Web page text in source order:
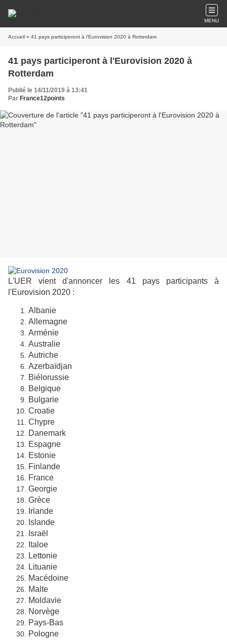
MENU
Accueil » 41 pays participeront à l'Eurovision 2020 à Rotterdam
41 pays participeront à l'Eurovision 2020 à
Rotterdam
Publié le 14/11/2019 à 13:41
Par France12points
L'UER vient d'annoncer les 41 pays participants à
l'Eurovision 2020 :
Albanie
Allemagne
Arménie
Australie
Autriche
Azerbaïdjan
Biélorussie
Belgique
Bulgarie
Croatie
Chypre
Danemark
Espagne
Estonie
Finlande
France
Georgie
Grèce
Irlande
Islande
Israël
Italoe
Lettonie
Lituanie
Macédoine
Malte
Moldavie
Norvège
Pays-Bas
Pologne